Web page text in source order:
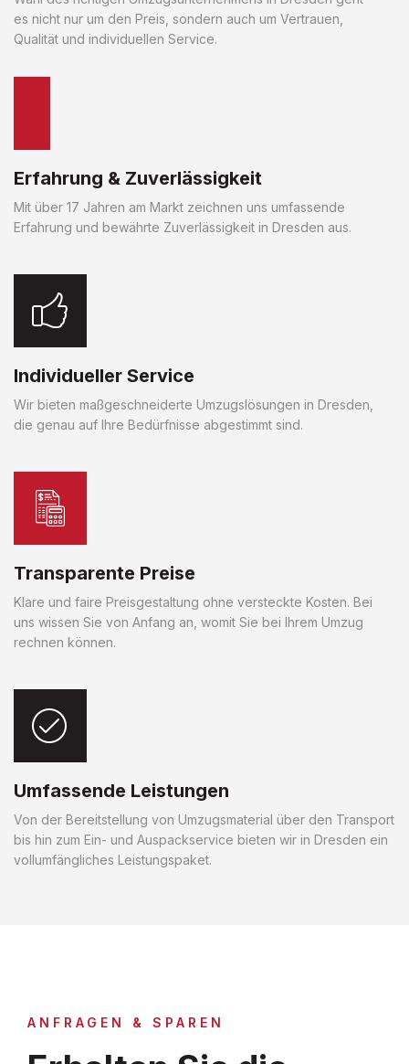
es nicht nur um den Preis, sondern auch um Vertrauen,
Qualität und individuellen Service.
Erfahrung & Zuverlässigkeit
Mit über 17 Jahren am Markt zeichnen uns umfassende
Erfahrung und bewährte Zuverlässigkeit in Dresden aus.
Individueller Service
Wir bieten maßgeschneiderte Umzugslösungen in Dresden,
die genau auf Ihre Bedürfnisse abgestimmt sind.
Transparente Preise
Klare und faire Preisgestaltung ohne versteckte Kosten. Bei
uns wissen Sie von Anfang an, womit Sie bei Ihrem Umzug
rechnen können.
Umfassende Leistungen
Von der Bereitstellung von Umzugsmaterial über den Transport
bis hin zum Ein- und Auspackservice bieten wir in Dresden ein
vollumfängliches Leistungspaket.
ANFRAGEN & SPAREN